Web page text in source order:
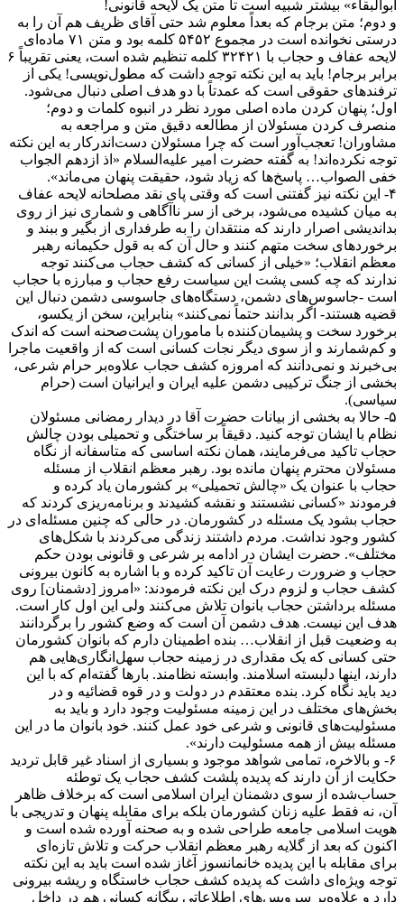
ابوالبقاء» بیشتر شبیه است تا متن یک لایحه قانونی!
و دوم؛ متن برجام که بعداً معلوم شد حتی آقای ظریف هم آن را به
درستی نخوانده است در مجموع ۵۴۵۲ کلمه بود و متن ۷۱ ماده‌ای
لایحه عفاف و حجاب با ۳۲۴۲۱ کلمه تنظیم شده است، یعنی تقریباً ۶
برابر برجام! باید به این نکته توجه داشت که مطول‌نویسی! یکی از
ترفندهای حقوقی است که عمدتاً با دو هدف اصلی دنبال می‌شود.
اول؛ پنهان کردن ماده اصلی مورد نظر در انبوه کلمات و دوم؛
منصرف کردن مسئولان از مطالعه دقیق متن و مراجعه به
مشاوران! تعجب‌آور است که چرا مسئولان دست‌اندر‌کار به این نکته
توجه نکرده‌اند! به گفته حضرت امیر علیه‌السلام «‌اذ ازدهم الجواب
خفی الصواب‌… پاسخ‌ها که زیاد شود، حقیقت پنهان می‌ماند‌».
۴- این نکته نیز گفتنی است که وقتی پای نقد مصلحانه لایحه عفاف
به میان کشیده می‌شود، برخی از سر نا‌آگاهی و شماری نیز از روی
بد‌اندیشی اصرار دارند که منتقدان را به طرفداری از بگیر و ببند و
برخوردهای سخت متهم کنند و حال آن که به قول حکیمانه رهبر
معظم انقلاب؛ «‌خیلی از کسانی که کشف حجاب می‌کنند توجه
ندارند که چه کسی پشت این سیاست رفع حجاب و مبارزه با حجاب
است -‌جاسوس‌های دشمن، دستگاه‌های جاسوسی دشمن دنبال این
قضیه هستند- اگر بدانند حتماً نمی‌کنند‌» بنابراین، سخن از یکسو،
برخورد سخت و پشیمان‌کننده با ماموران پشت‌صحنه است که ‌اندک
و کم‌شمارند و از سوی دیگر نجات کسانی است که از واقعیت ماجرا
بی‌خبرند و نمی‌دانند که امروزه کشف حجاب علاوه‌بر حرام شرعی،
بخشی از جنگ ترکیبی دشمن علیه ایران و ایرانیان است (حرام
سیاسی‌).
۵- حالا به بخشی از بیانات حضرت آقا در دیدار رمضانی مسئولان
نظام با ایشان توجه کنید. دقیقاً بر ساختگی و تحمیلی بودن چالش
حجاب تاکید می‌فرمایند، همان نکته اساسی که متاسفانه از نگاه
مسئولان محترم پنهان مانده بود. رهبر معظم انقلاب از مسئله
حجاب با عنوان یک «‌چالش تحمیلی‌» بر کشورمان یاد کرده و
فرمودند «‌کسانی نشستند و نقشه کشیدند و برنامه‌ریزی کردند که
حجاب بشود یک مسئله در کشورمان. در حالی که چنین مسئله‌ای در
کشور وجود نداشت. مردم داشتند زندگی می‌کردند با شکل‌های
مختلف‌». حضرت ایشان در ادامه بر شرعی و قانونی بودن حکم
حجاب و ضرورت رعایت آن تاکید کرده و با اشاره به کانون بیرونی
کشف حجاب و لزوم درک این نکته فرمودند: «‌امروز [‌دشمنان] روی
مسئله برداشتن حجاب بانوان تلاش می‌کنند ولی این اول کار است.
هدف این نیست. هدف دشمن آن است که وضع کشور را برگردانند
به وضعیت قبل از انقلاب‌… بنده اطمینان دارم که بانوان کشورمان
حتی کسانی که یک مقداری در زمینه حجاب سهل‌انگاری‌هایی هم
دارند، اینها دلبسته اسلامند. وابسته نظامند. بارها گفته‌ام که با این
دید باید نگاه کرد. بنده معتقدم در دولت و در قوه قضائیه و در
بخش‌های مختلف در این زمینه مسئولیت وجود دارد و باید به
مسئولیت‌های قانونی و شرعی خود عمل کنند. خود بانوان ما در این
مسئله بیش از همه مسئولیت دارند‌».
۶- و بالاخره، تمامی شواهد موجود و بسیاری از اسناد غیر قابل تردید
حکایت از آن دارند که پدیده پلشت کشف حجاب یک توطئه
حساب‌شده از سوی دشمنان ایران اسلامی است که برخلاف ظاهر
آن، نه فقط علیه زنان کشورمان بلکه برای مقابله پنهان و تدریجی با
هویت اسلامی جامعه طراحی شده و به صحنه آورده شده است و
اکنون که بعد از گلایه رهبر معظم انقلاب حرکت و تلاش تازه‌ای
برای مقابله با این پدیده خانمانسوز آغاز شده است باید به این نکته
توجه ویژه‌ای داشت که پدیده کشف حجاب خاستگاه و ریشه بیرونی
دارد و علاوه‌بر سرویس‌های اطلاعاتی بیگانه کسانی هم در داخل